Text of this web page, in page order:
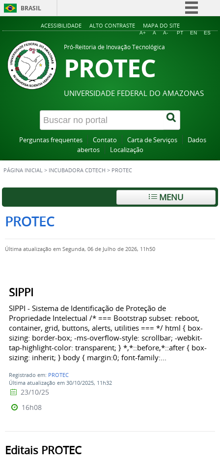
BRASIL
Simplifique!
Acesso à informação
ACESSIBILIDADE ALTO CONTRASTE MAPA DO SITE
A+ A A- PT EN ES
Pró-Reitoria de Inovação Tecnológica
PROTEC
UNIVERSIDADE FEDERAL DO AMAZONAS
Perguntas frequentes Contato Carta de Serviços
Dados
abertos
Localização
PÁGINA INICIAL > INCUBADORA CDTECH > PROTEC
MENU
PROTEC
Última atualização em Segunda, 06 de Julho de 2026, 11h50
SIPPI
SIPPI - Sistema de Identificação de Proteção de
Propriedade Intelectual /* === Bootstrap subset: reboot,
container, grid, buttons, alerts, utilities === */ html { box-
sizing: border-box; -ms-overflow-style: scrollbar; -webkit-
tap-highlight-color: transparent; } *,*::before,*::after { box-
sizing: inherit; } body { margin:0; font-family:...
Registrado em: PROTEC
Última atualização em 30/10/2025, 11h32
23/10/25
16h08
Editais PROTEC